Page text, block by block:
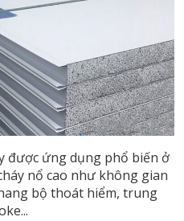
được ứng dụng phổ biến ở
nổ cao như không gian
bộ thoát hiểm, trung